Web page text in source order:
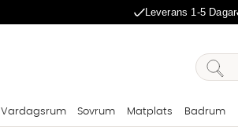
Leverans 1-5 Dagar
Vardagsrum Sovrum Matplats Badrum